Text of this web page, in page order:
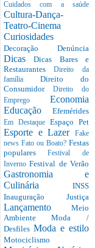
Cuidados com a saúde
Cultura-Dança-
Teatro-Cinema
Curiosidades
Decoração Denúncia
DicasDicas Bares e
RestaurantesDireito da
família Direito do
Consumidor Direito do
Emprego Economia
Educação Efemérides
Em Destaque Espaço Pet
Esporte e Lazer
Fake
news Fato ou Boato? Festas
popularesFestival de
InvernoFestival de Verão
Gastronomia e
Culinária INSS
Inauguração Justiça
Lançamento Meio
AmbienteModa /
Desfiles Moda e estilo
Motociclismo